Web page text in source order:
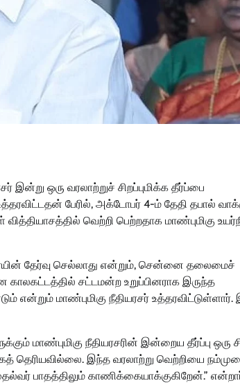
ஒரு வரலாற்றுச் சிறப்புமிக்க தீர்ப்பை
பேரில், அக்டோபர் 4-ம் தேதி தபால்
வெற்றி பெற்றதாக மாண்புமிகு
தேர்வு செல்லாது என்றும், சென்னை தலைமைச்
சட்டமன்ற உறுப்பினராக இருந்த
என்றும் மாண்புமிகு நீதியரசர்
நீதியரசரின் இன்றைய தீர்ப்பு ஒரு
தெரியவில்லை. இந்த வரலாற்று வெற்றியை
பாதத்திலும் காணிக்கையாக்குகிறேன்.”